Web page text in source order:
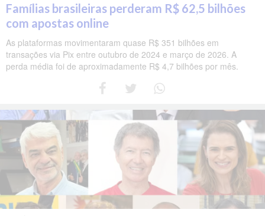
Famílias brasileiras perderam R$ 62,5 bilhões
com apostas online
As plataformas movimentaram quase R$ 351 bilhões em
transações via Pix entre outubro de 2024 e março de 2026. A
perda média foi de aproximadamente R$ 4,7 bilhões por mês.